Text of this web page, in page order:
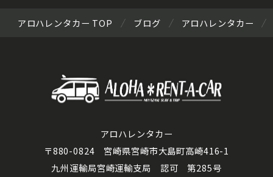
アロハレンタカー TOP ブログ アロハレンタカー
アロハレンタカー
〒880-0824 宮崎県宮崎市大島町高崎416-1
九州運輸局宮崎運輸支局 認可 第285号